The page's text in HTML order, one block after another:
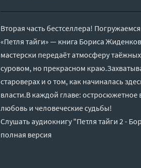
Вторая часть бестселлера!
«Петля тайги» — книга Бориса
мастерски передаёт атмосферу
суровом, но прекрасном
староверах и о том, как начиналась
власти.В каждой главе:
любовь и человеческие судьбы!
Слушать аудиокнигу "Петля тайги 2 -
полная версия